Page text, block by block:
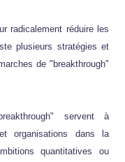
radicalement réduire les
plusieurs stratégies et
de "breakthrough"
servent à
organisations dans la
quantitatives ou